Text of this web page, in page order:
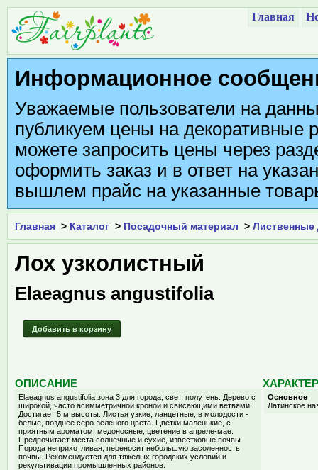
Главная
Информационное
Уважаемые пользователи на
публикуем цены на декоративные
можете запросить цены через
оформить заказ и в ответ на
вышлем прайс на указанные
Главная > Каталог > Посадочный материал > Лиственные
Лох узколистный
Elaeagnus angustifolia
Добавить в корзину
ОПИСАНИЕ
Elaeagnus angustifolia зона 3 для города, свет, полутень. Дерево с
широкой, часто асимметричной кроной и свисающими ветвями.
Достигает 5 м высоты. Листья узкие, ланцетные, в молодости -
белые, позднее серо-зеленого цвета. Цветки маленькие, с
приятным ароматом, медоносные, цветение в апреле-мае.
Предпочитает места солнечные и сухие, известковые почвы.
Порода неприхотливая, переносит небольшую засоленность
почвы. Рекомендуется для тяжелых городских условий и
рекультивации промышленных районов.
Основное
Латинское